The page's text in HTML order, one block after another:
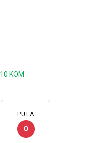
10 KOM
PULA
0